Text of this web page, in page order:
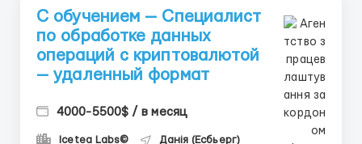
С обучением — Специалист
по обработке данных
операций с криптовалютой
— удаленный формат
4000-5500$ / в месяц
Icetea Labs© Данія (Есбьерг)